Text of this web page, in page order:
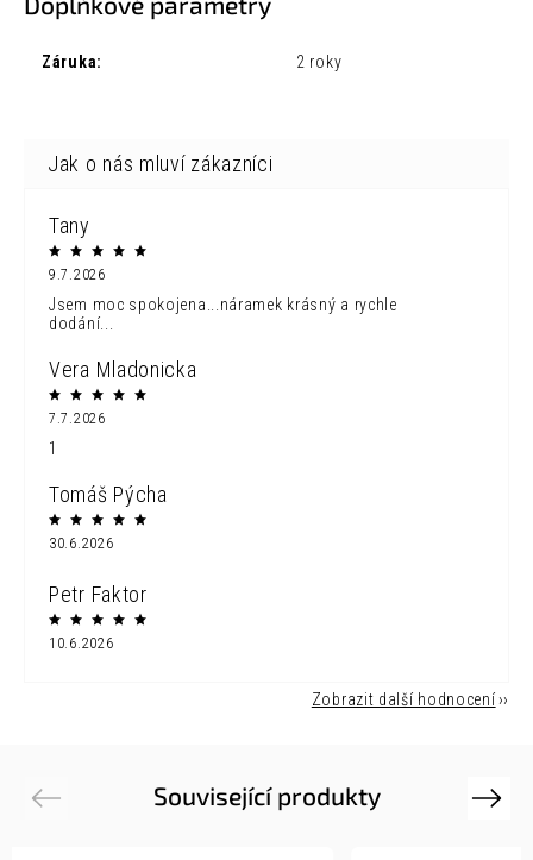
Záruka: 2 roky
Tany
9.7.2026
Jsem moc spokojena...náramek krásný a rychle
dodání...
Vera Mladonicka
7.7.2026
1
Tomáš Pýcha
30.6.2026
Petr Faktor
10.6.2026
Zobrazit další hodnocení
Související produkty
Previous Next